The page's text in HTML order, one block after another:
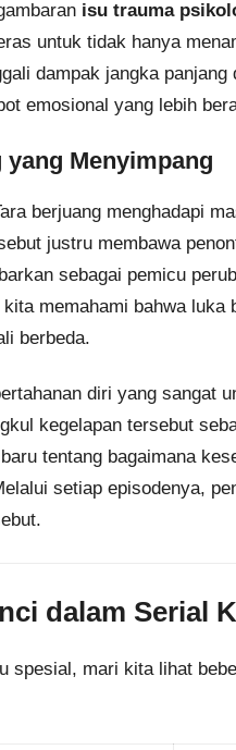
isu trauma
untuk tidak hanya
dampak jangka
emosional yang lebih
Menyimpang
berjuang menghadapi
justru membawa
sebagai pemicu
memahami bahwa
berbeda.
diri yang sangat
kegelapan tersebut
tentang bagaimana
setiap episodenya,
dalam Serial
spesial, mari kita lihat